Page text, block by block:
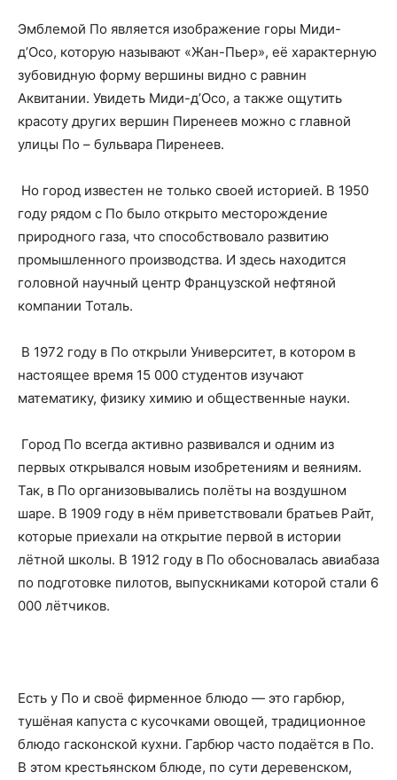
Эмблемой По является изображение горы Миди-
д’Осо, которую называют «Жан-Пьер», её характерную
зубовидную форму вершины видно с равнин
Аквитании. Увидеть Миди-д’Осо, а также ощутить
красоту других вершин Пиренеев можно с главной
улицы По – бульвара Пиренеев.
Но город известен не только своей историей. В 1950
году рядом с По было открыто месторождение
природного газа, что способствовало развитию
промышленного производства. И здесь находится
головной научный центр Французской нефтяной
компании Тоталь.
В 1972 году в По открыли Университет, в котором в
настоящее время 15 000 студентов изучают
математику, физику химию и общественные науки.
Город По всегда активно развивался и одним из
первых открывался новым изобретениям и веяниям.
Так, в По организовывались полёты на воздушном
шаре. В 1909 году в нём приветствовали братьев Райт,
которые приехали на открытие первой в истории
лётной школы. В 1912 году в По обосновалась авиабаза
по подготовке пилотов, выпускниками которой стали 6
000 лётчиков.
Есть у По и своё фирменное блюдо — это гарбюр,
тушёная капуста с кусочками овощей, традиционное
блюдо гасконской кухни. Гарбюр часто подаётся в По.
В этом крестьянском блюде, по сути деревенском,